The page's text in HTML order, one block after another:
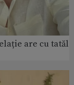
are cu tatăl